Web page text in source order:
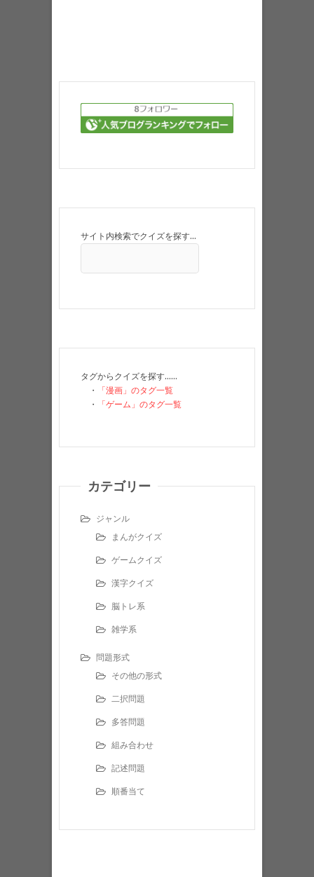
サイト内検索でクイズを探す…
タグからクイズを探す……
・
「漫画」のタグ一覧
・
「ゲーム」のタグ一覧
カテゴリー
ジャンル
まんがクイズ
ゲームクイズ
漢字クイズ
脳トレ系
雑学系
問題形式
その他の形式
二択問題
多答問題
組み合わせ
記述問題
順番当て